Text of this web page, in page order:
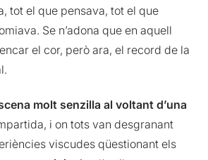
tot el que pensava, tot el que
Se n’adona que en aquell
el cor, però ara, el record de la
molt senzilla al voltant d’una
i on tots van desgranant
viscudes qüestionant els